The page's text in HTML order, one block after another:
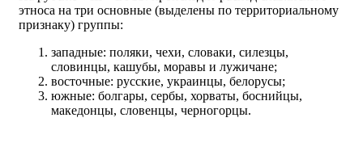
этноса на три основные (выделены по территориальному
признаку) группы:
западные: поляки, чехи, словаки, силезцы,
словинцы, кашубы, моравы и лужичане;
восточные: русские, украинцы, белорусы;
южные: болгары, сербы, хорваты, боснийцы,
македонцы, словенцы, черногорцы.